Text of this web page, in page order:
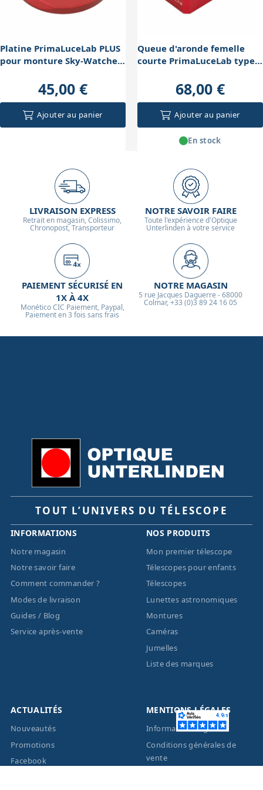
Platine PrimaLuceLab PLUS
pour monture Sky-Watcher
45,00 €
Ajouter au panier
Queue d'aronde femelle
courte PrimaLuceLab type
68,00 €
Ajouter au panier
En stock
LIVRAISON EXPRESS
Retrait en magasin, Colissimo,
Chronopost, Transporteur
NOTRE SAVOIR FAIRE
Toute l'expérience d'Optique
Unterlinden à votre service
PAIEMENT SÉCURISÉ EN
1X À 4X
Monético CIC Paiement, Paypal,
Paiement en 3 fois sans frais
NOTRE MAGASIN
5 rue Jacques Daguerre - 68000
Colmar, +33 (0)3 89 24 16 05
TOUT L’UNIVERS DU TÉLESCOPE
INFORMATIONS
Notre magasin
Notre savoir faire
Comment commander ?
Modes de livraison
Guides / Blog
Service après-vente
NOS PRODUITS
Mon premier télescope
Télescopes pour enfants
Télescopes
Lunettes astronomiques
Montures
Caméras
Jumelles
Liste des marques
ACTUALITÉS
Nouveautés
Promotions
Facebook
MENTIONS LÉGALES
Informations légales
Conditions générales de
vente